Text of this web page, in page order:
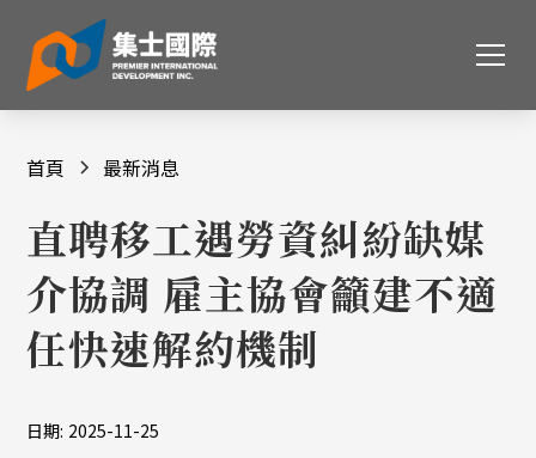
首頁 最新消息
直聘移工遇勞資糾紛缺媒
介協調 雇主協會籲建不適
任快速解約機制
日期: 2025-11-25